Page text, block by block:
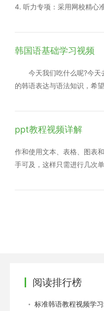
得更加轻松自如，简单有趣
4. 听力专项：采用网校精心
件屏幕即可，无需自备。 8.
韩国语基础学习视频
今天我们吃什么呢?今天去
的韩语表达与语法知识，希
ppt教程视频详解
作和使用文本、表格、图表
手可及，这样只需进行几次
防止不经意的更改。这些功
内容，我相信大家很快就
阅读排行榜
标准韩语教程视频学